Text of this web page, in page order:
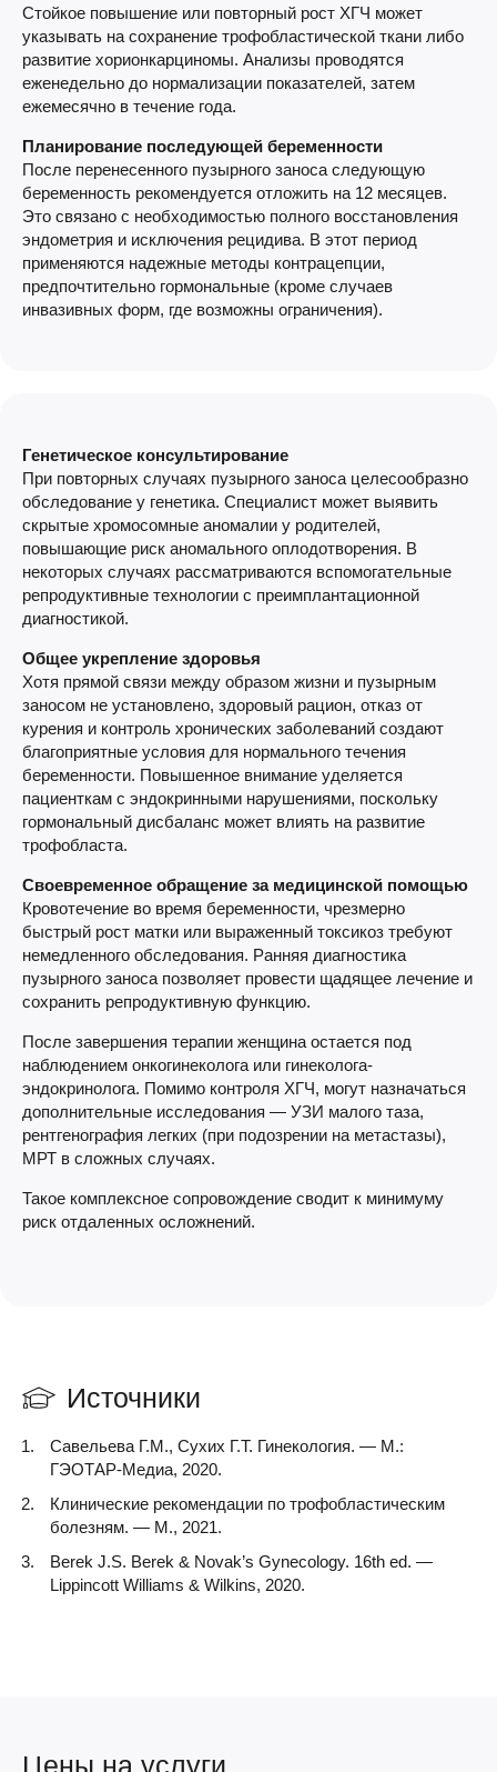
Стойкое повышение или повторный рост ХГЧ может
указывать на сохранение трофобластической ткани либо
развитие хорионкарциномы. Анализы проводятся
еженедельно до нормализации показателей, затем
ежемесячно в течение года.
Планирование последующей беременности
После перенесенного пузырного заноса следующую
беременность рекомендуется отложить на 12 месяцев.
Это связано с необходимостью полного восстановления
эндометрия и исключения рецидива. В этот период
применяются надежные методы контрацепции,
предпочтительно гормональные (кроме случаев
инвазивных форм, где возможны ограничения).
Генетическое консультирование
При повторных случаях пузырного заноса целесообразно
обследование у генетика. Специалист может выявить
скрытые хромосомные аномалии у родителей,
повышающие риск аномального оплодотворения. В
некоторых случаях рассматриваются вспомогательные
репродуктивные технологии с преимплантационной
диагностикой.
Общее укрепление здоровья
Хотя прямой связи между образом жизни и пузырным
заносом не установлено, здоровый рацион, отказ от
курения и контроль хронических заболеваний создают
благоприятные условия для нормального течения
беременности. Повышенное внимание уделяется
пациенткам с эндокринными нарушениями, поскольку
гормональный дисбаланс может влиять на развитие
трофобласта.
Своевременное обращение за медицинской помощью
Кровотечение во время беременности, чрезмерно
быстрый рост матки или выраженный токсикоз требуют
немедленного обследования. Ранняя диагностика
пузырного заноса позволяет провести щадящее лечение и
сохранить репродуктивную функцию.
После завершения терапии женщина остается под
наблюдением онкогинеколога или гинеколога-
эндокринолога. Помимо контроля ХГЧ, могут назначаться
дополнительные исследования — УЗИ малого таза,
рентгенография легких (при подозрении на метастазы),
МРТ в сложных случаях.
Такое комплексное сопровождение сводит к минимуму
риск отдаленных осложнений.
Источники
Савельева Г.М., Сухих Г.Т. Гинекология. — М.:
ГЭОТАР-Медиа, 2020.
Клинические рекомендации по трофобластическим
болезням. — М., 2021.
Berek J.S. Berek & Novak’s Gynecology. 16th ed. —
Lippincott Williams & Wilkins, 2020.
Цены на услуги